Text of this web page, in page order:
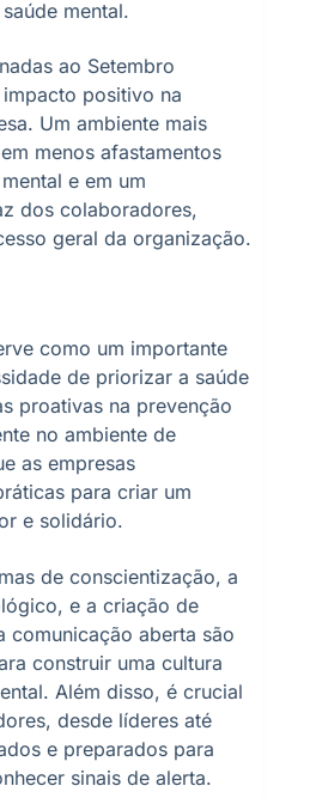
mental.
ao Setembro
positivo na
Um ambiente mais
menos afastamentos
e em um
dos colaboradores,
geral da organização.
como um importante
de priorizar a saúde
proativas na prevenção
no ambiente de
as empresas
para criar um
e solidário.
de conscientização, a
e a criação de
comunicação aberta são
construir uma cultura
Além disso, é crucial
desde líderes até
e preparados para
sinais de alerta.